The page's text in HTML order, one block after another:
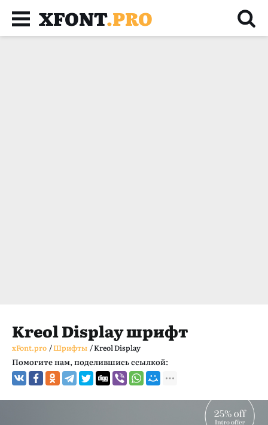
XFONT.PRO
Kreol Display шрифт
xFont.pro /Шрифты /Kreol Display
Помогите нам, поделившись ссылкой: